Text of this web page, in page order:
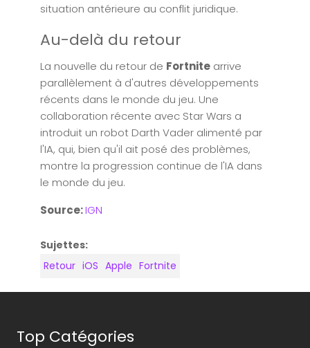
situation antérieure au conflit juridique.
Au-delà du retour
La nouvelle du retour de Fortnite arrive
parallèlement à d'autres développements
récents dans le monde du jeu. Une
collaboration récente avec Star Wars a
introduit un robot Darth Vader alimenté par
l'IA, qui, bien qu'il ait posé des problèmes,
montre la progression continue de l'IA dans
le monde du jeu.
Source:IGN
Sujettes:
Retour iOS Apple Fortnite
Top Catégories